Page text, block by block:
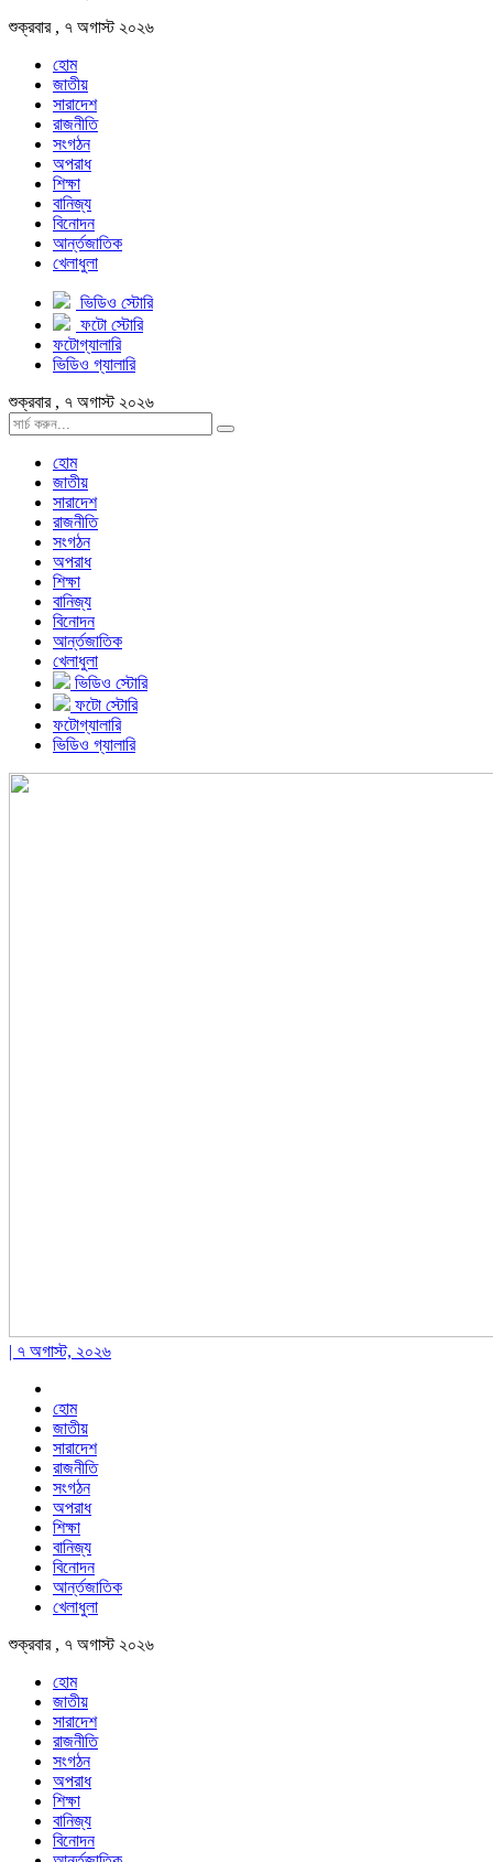
শুক্রবার , ৭ অগাস্ট ২০২৬
হোম
জাতীয়
সারাদেশ
রাজনীতি
সংগঠন
অপরাধ
শিক্ষা
বানিজ্য
বিনোদন
আর্ন্তজাতিক
খেলাধুলা
ভিডিও স্টোরি
ফটো স্টোরি
ফটোগ্যালারি
ভিডিও গ্যালারি
শুক্রবার , ৭ অগাস্ট ২০২৬
হোম
জাতীয়
সারাদেশ
রাজনীতি
সংগঠন
অপরাধ
শিক্ষা
বানিজ্য
বিনোদন
আর্ন্তজাতিক
খেলাধুলা
ভিডিও স্টোরি
ফটো স্টোরি
ফটোগ্যালারি
ভিডিও গ্যালারি
| ৭ অগাস্ট, ২০২৬
হোম
জাতীয়
সারাদেশ
রাজনীতি
সংগঠন
অপরাধ
শিক্ষা
বানিজ্য
বিনোদন
আর্ন্তজাতিক
খেলাধুলা
শুক্রবার , ৭ অগাস্ট ২০২৬
হোম
জাতীয়
সারাদেশ
রাজনীতি
সংগঠন
অপরাধ
শিক্ষা
বানিজ্য
বিনোদন